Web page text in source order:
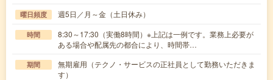
曜日頻度 週5日／月～金（土日休み）
時間
8:30～17:30（実働8時間）※上記は一例です。業務上必要が
ある場合や配属先の都合により、時間帯…
期間
無期雇用（テクノ・サービスの正社員として勤務いただきま
す）